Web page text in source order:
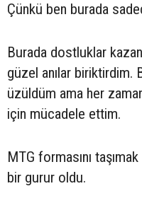
Çünkü ben burada
Burada dostluklar
güzel anılar biriktirdim.
üzüldüm ama her
için mücadele ettim.
MTG formasını
bir gurur oldu.